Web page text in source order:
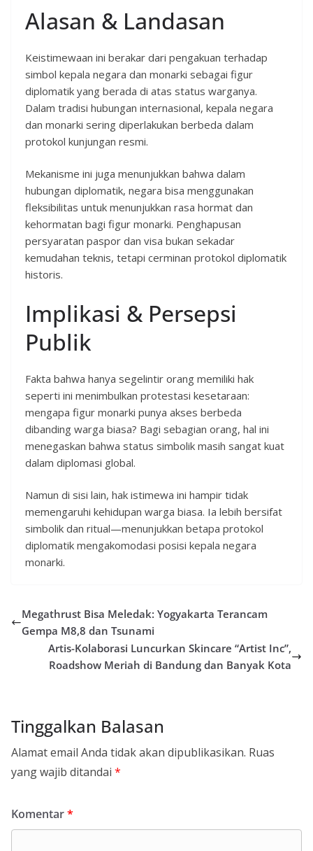
Alasan & Landasan
Keistimewaan ini berakar dari pengakuan terhadap
simbol kepala negara dan monarki sebagai figur
diplomatik yang berada di atas status warganya.
Dalam tradisi hubungan internasional, kepala negara
dan monarki sering diperlakukan berbeda dalam
protokol kunjungan resmi.
Mekanisme ini juga menunjukkan bahwa dalam
hubungan diplomatik, negara bisa menggunakan
fleksibilitas untuk menunjukkan rasa hormat dan
kehormatan bagi figur monarki. Penghapusan
persyaratan paspor dan visa bukan sekadar
kemudahan teknis, tetapi cerminan protokol diplomatik
historis.
Implikasi & Persepsi
Publik
Fakta bahwa hanya segelintir orang memiliki hak
seperti ini menimbulkan protestasi kesetaraan:
mengapa figur monarki punya akses berbeda
dibanding warga biasa? Bagi sebagian orang, hal ini
menegaskan bahwa status simbolik masih sangat kuat
dalam diplomasi global.
Namun di sisi lain, hak istimewa ini hampir tidak
memengaruhi kehidupan warga biasa. Ia lebih bersifat
simbolik dan ritual—menunjukkan betapa protokol
diplomatik mengakomodasi posisi kepala negara
monarki.
Megathrust Bisa Meledak: Yogyakarta Terancam
Gempa M8,8 dan Tsunami
Artis-Kolaborasi Luncurkan Skincare “Artist Inc”,
Roadshow Meriah di Bandung dan Banyak Kota
Tinggalkan Balasan
Alamat email Anda tidak akan dipublikasikan. Ruas
yang wajib ditandai *
Komentar*